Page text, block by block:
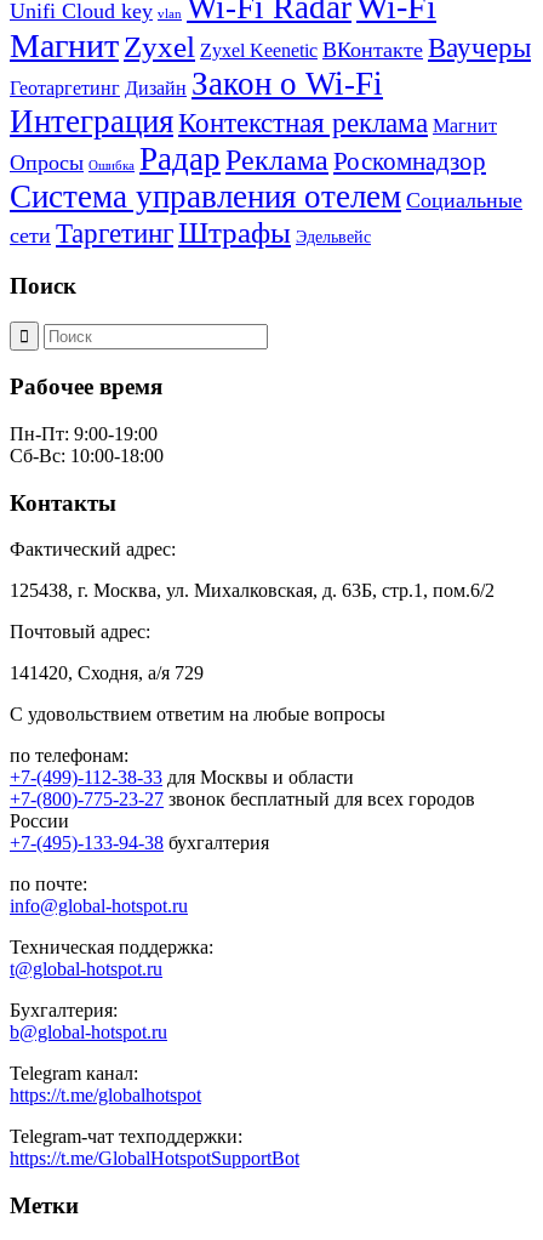
Unifi Cloud key vlan
МагнитZyxel Zyxel Keenetic ВКонтакте Ваучеры
Геотаргетинг Дизайн Закон о Wi-Fi
ИнтеграцияКонтекстная реклама Магнит
Опросы Ошибка РадарРеклама Роскомнадзор
Система управления отелем Социальные
сети ТаргетингШтрафы Эдельвейс
Поиск
Рабочее время
Пн-Пт: 9:00-19:00
Сб-Вс: 10:00-18:00
Контакты
Фактический адрес:
125438, г. Москва, ул. Михалковская, д. 63Б, стр.1, пом.6/2
Почтовый адрес:
141420, Сходня, а/я 729
С удовольствием ответим на любые вопросы
по телефонам:
+7-(499)-112-38-33 для Москвы и области
+7-(800)-775-23-27 звонок бесплатный для всех городов
России
+7-(495)-133-94-38 бухгалтерия
по почте:
info@global-hotspot.ru
Техническая поддержка:
t@global-hotspot.ru
Бухгалтерия:
b@global-hotspot.ru
Telegram канал:
https://t.me/globalhotspot
Telegram-чат техподдержки:
https://t.me/GlobalHotspotSupportBot
Метки